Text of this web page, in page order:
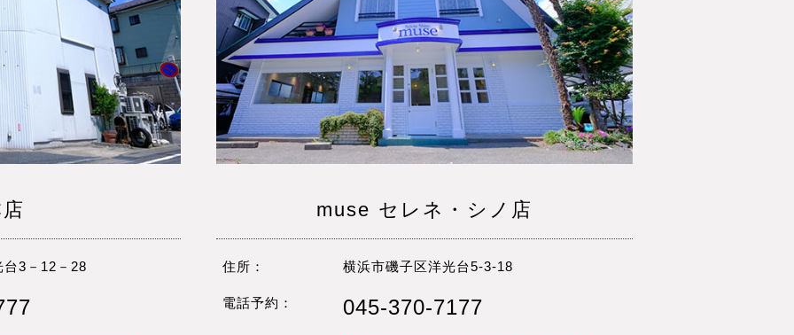
台3－12－28
muse セレネ・シノ店
住所： 横浜市磯子区洋光台5-3-18
電話予約： 045-370-7177